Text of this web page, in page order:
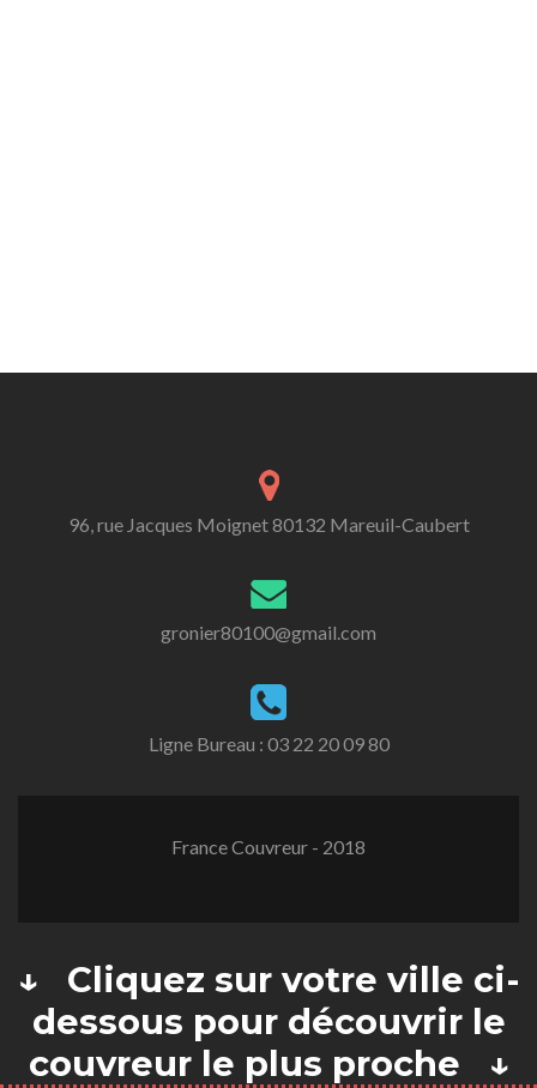
96, rue Jacques Moignet 80132 Mareuil-Caubert
gronier80100@gmail.com
Ligne Bureau : 03 22 20 09 80
France Couvreur - 2018
↓ Cliquez sur votre ville ci-
dessous pour découvrir le
couvreur le plus proche ↓